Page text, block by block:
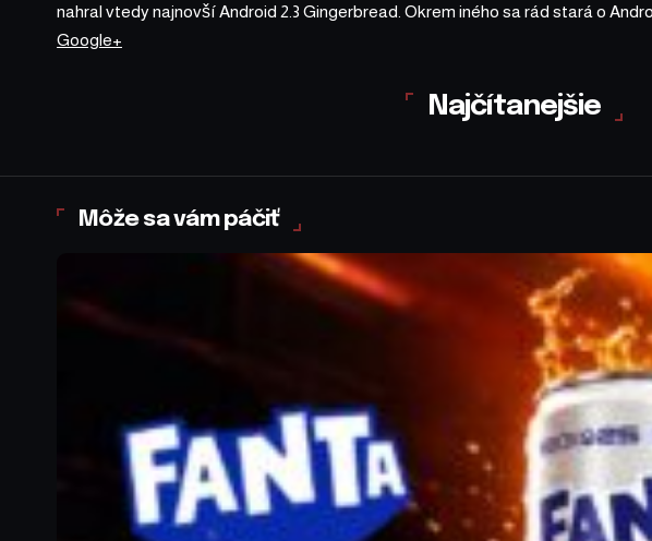
nahral vtedy najnovší Android 2.3 Gingerbread. Okrem iného sa rád stará o
Google+
Najčítanejšie
Môže sa vám páčiť